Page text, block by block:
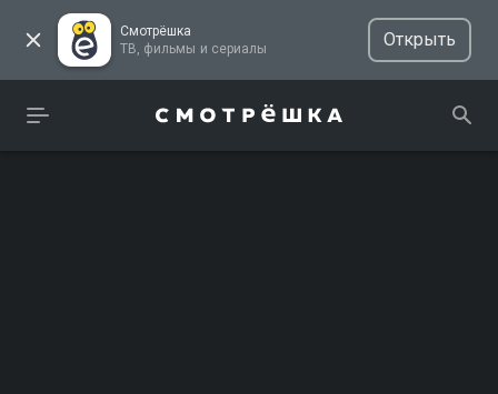
Смотрёшка
ТВ, фильмы и сериалы
Открыть